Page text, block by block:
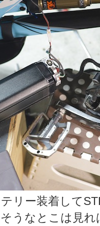
リー装着して
うなとこは見